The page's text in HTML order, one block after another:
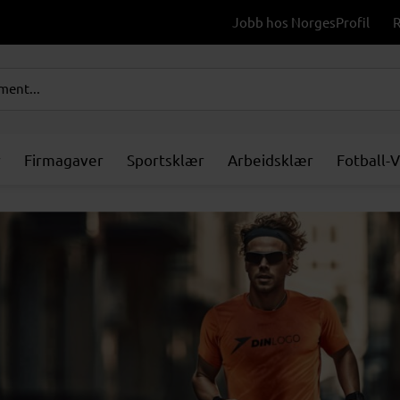
Jobb hos NorgesProfil
Firmagaver Sportsklær Arbeidsklær Fotball-